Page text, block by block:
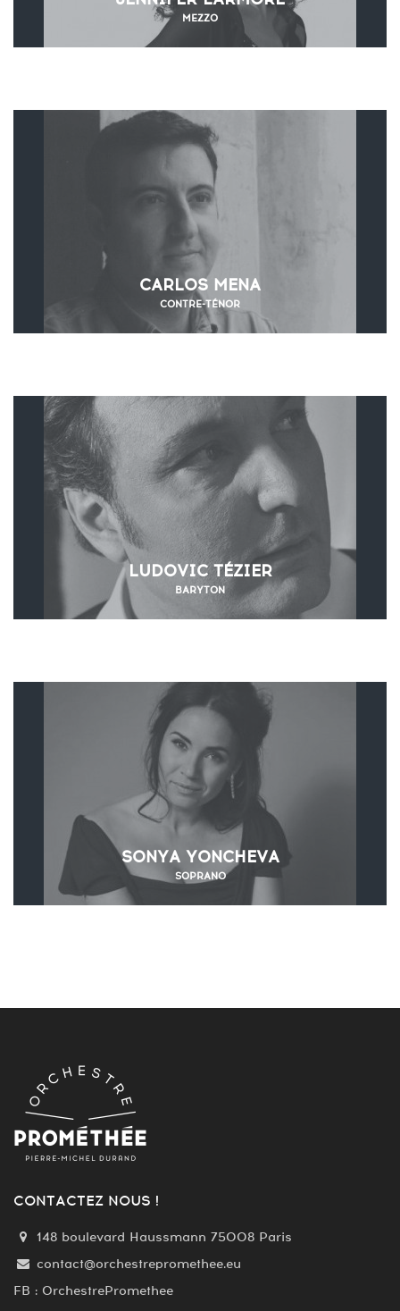
MEZZO
CARLOS MENA
CONTRE-TÉNOR
LUDOVIC TÉZIER
BARYTON
SONYA YONCHEVA
SOPRANO
CONTACTEZ NOUS !
148 boulevard Haussmann 75008 Paris
contact@orchestrepromethee.eu
FB : OrchestrePromethee